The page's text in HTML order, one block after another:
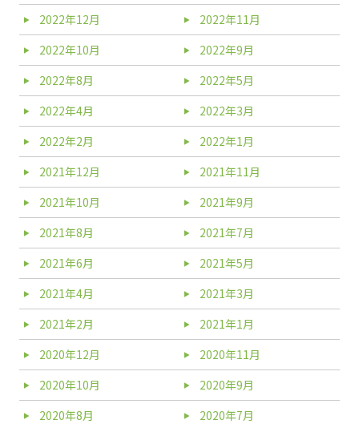
2022年12月
2022年11月
2022年10月
2022年9月
2022年8月
2022年5月
2022年4月
2022年3月
2022年2月
2022年1月
2021年12月
2021年11月
2021年10月
2021年9月
2021年8月
2021年7月
2021年6月
2021年5月
2021年4月
2021年3月
2021年2月
2021年1月
2020年12月
2020年11月
2020年10月
2020年9月
2020年8月
2020年7月